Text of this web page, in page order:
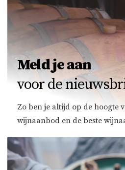
Meld je aan
voor de
Zo ben je altijd op de hoogte
wijnaanbod en de beste